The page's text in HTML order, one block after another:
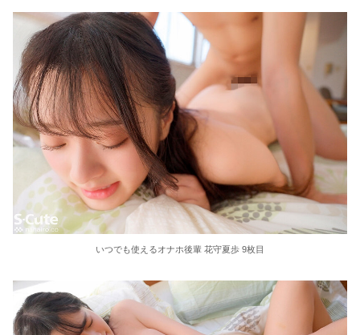
いつでも使えるオナホ後輩 花守夏歩 9枚目